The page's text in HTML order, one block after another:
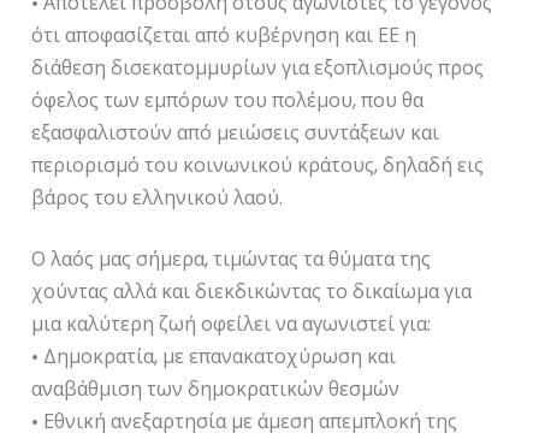
ότι αποφασίζεται από κυβέρνηση και ΕΕ η
διάθεση δισεκατομμυρίων για εξοπλισμούς προς
όφελος των εμπόρων του πολέμου, που θα
εξασφαλιστούν από μειώσεις συντάξεων και
περιορισμό του κοινωνικού κράτους, δηλαδή εις
βάρος του ελληνικού λαού.
Ο λαός μας σήμερα, τιμώντας τα θύματα της
χούντας αλλά και διεκδικώντας το δικαίωμα για
μια καλύτερη ζωή οφείλει να αγωνιστεί για:
• Δημοκρατία, με επανακατοχύρωση και
αναβάθμιση των δημοκρατικών θεσμών
• Εθνική ανεξαρτησία με άμεση απεμπλοκή της